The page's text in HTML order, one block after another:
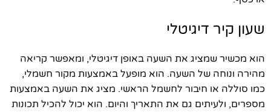
שעון קיר דיגיטלי
הוא מכשיר שמציג את השעה באופן דיגיטלי, ומאפשר קריאה
מהירה ונוחה של השעה. הוא מופעל באמצעות מקור חשמלי,
כמו סוללה או חיבור לחשמל הראשי. מציג את השעה באמצעות
מספרים, ולעיתים גם את התאריך והיום. הוא יכול להכיל תכונות